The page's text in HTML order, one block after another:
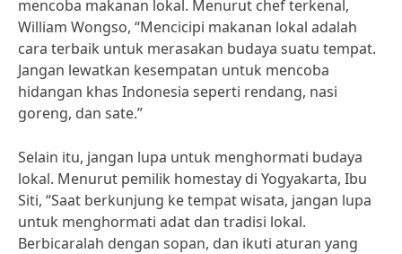
mencoba makanan lokal. Menurut chef terkenal,
William Wongso, “Mencicipi makanan lokal adalah
cara terbaik untuk merasakan budaya suatu tempat.
Jangan lewatkan kesempatan untuk mencoba
hidangan khas Indonesia seperti rendang, nasi
goreng, dan sate.”
Selain itu, jangan lupa untuk menghormati budaya
lokal. Menurut pemilik homestay di Yogyakarta, Ibu
Siti, “Saat berkunjung ke tempat wisata, jangan lupa
untuk menghormati adat dan tradisi lokal.
Berbicaralah dengan sopan, dan ikuti aturan yang